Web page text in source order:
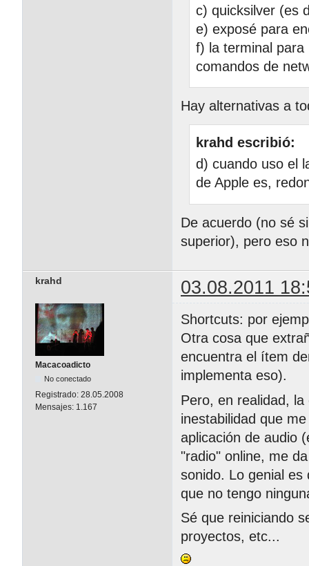
c) quicksilver (es
e) exposé para
f) la terminal para
comandos de
Hay alternativas a
krahd escribió:
d) cuando uso el
de Apple es,
De acuerdo (no sé
superior), pero eso
krahd 03.08.2011
Macacoadicto
No conectado
Registrado: 28.05.2008
Mensajes: 1.167
Shortcuts: por
Otra cosa que
encuentra el ítem
implementa eso).
Pero, en realidad,
inestabilidad que
aplicación de audio
"radio" online, me
sonido. Lo genial
que no tengo
Sé que reiniciando
proyectos, etc...